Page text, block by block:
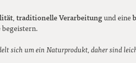
,traditionelle Verarbeitungund eine
sich um ein Naturprodukt, daher sind